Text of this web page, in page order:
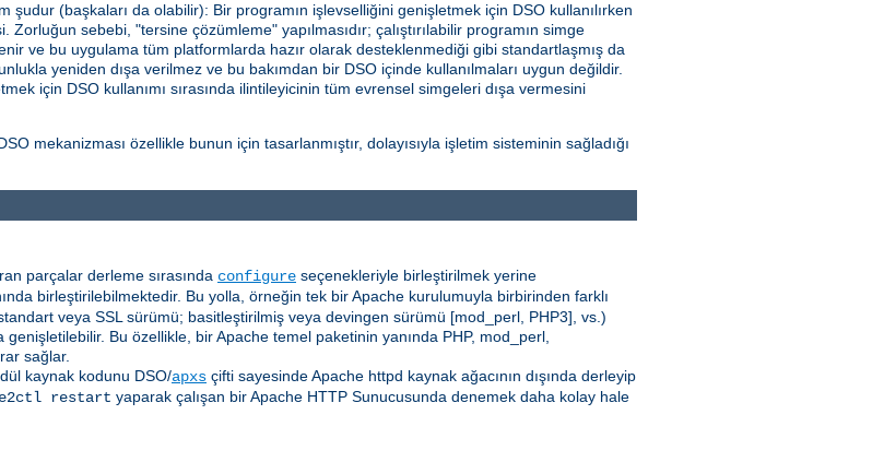
(başkaları da olabilir): Bir programın işlevselliğini genişletmek için DSO kullanılırken
sebebi, "tersine çözümleme" yapılmasıdır; çalıştırılabilir programın simge
ve bu uygulama tüm platformlarda hazır olarak desteklenmediği gibi standartlaşmış da
yeniden dışa verilmez ve bu bakımdan bir DSO içinde kullanılmaları uygun değildir.
için DSO kullanımı sırasında ilintileyicinin tüm evrensel simgeleri dışa vermesini
mekanizması özellikle bunun için tasarlanmıştır, dolayısıyla işletim sisteminin sağladığı
parçalar derleme sırasında configure seçenekleriyle birleştirilmek yerine
birleştirilebilmektedir. Bu yolla, örneğin tek bir Apache kurulumuyla birbirinden farklı
veya SSL sürümü; basitleştirilmiş veya devingen sürümü [mod_perl, PHP3], vs.)
Bu özellikle, bir Apache temel paketinin yanında PHP, mod_perl,
sağlar.
kaynak kodunu DSO/apxs çifti sayesinde Apache httpd kaynak ağacının dışında derleyip
restart yaparak çalışan bir Apache HTTP Sunucusunda denemek daha kolay hale